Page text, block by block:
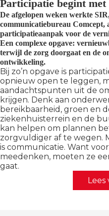
Participatie begint met
De afgelopen weken werkte
communicatiebureau Comcept,
participatieaanpak voor de
Een complexe opgave:
terwijl de zorg doorgaat en de
ontwikkeling.
Bij zo’n opgave is
opnieuw open te leggen,
aandachtspunten uit de
krijgen. Denk aan
bereikbaarheid, groen en
ziekenhuisterrein en de
kan helpen om plannen
zorgvuldiger af te wegen.
is communicatie. Want
meedenken, moeten ze
gaat.